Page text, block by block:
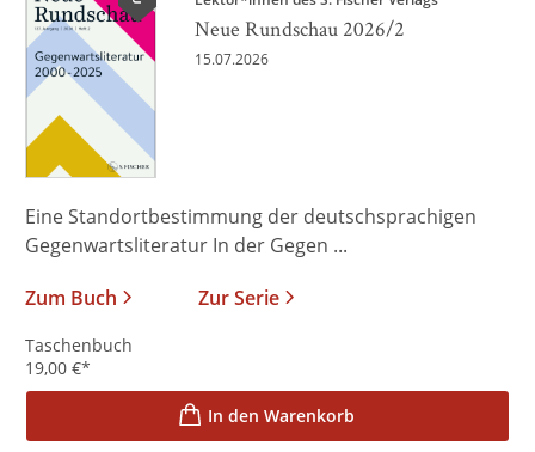
Neue Rundschau 2026/2
15.07.2026
Eine Standortbestimmung der deutschsprachigen
Gegenwartsliteratur In der Gegen ...
Zum Buch
Zur Serie
Taschenbuch
19,00 €*
In den Warenkorb